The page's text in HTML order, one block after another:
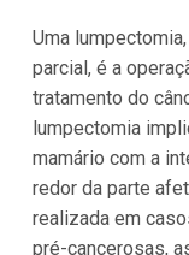
Uma
parcial, é a
tratamento do
lumpectomia
mamário com a
redor da parte
realizada em
pré-cancerosas,